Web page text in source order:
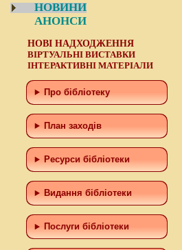
НОВИНИ
АНОНСИ
НОВІ НАДХОДЖЕННЯ
ВІРТУАЛЬНІ ВИСТАВКИ
ІНТЕРАКТИВНІ МАТЕРІАЛИ
Про бібліотеку
План заходів
Ресурси бібліотеки
Видання бібліотеки
Послуги бібліотеки